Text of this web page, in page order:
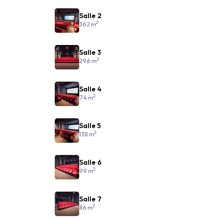
Salle 2
362 m2
Salle 3
296 m2
Salle 4
74 m2
Salle 5
138 m2
Salle 6
99 m2
Salle 7
86 m2